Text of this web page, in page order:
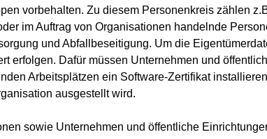
vorbehalten. Zu diesem Personenkreis zählen
im Auftrag von Organisationen handelnde
und Abfallbeseitigung. Um die
erfolgen. Dafür müssen Unternehmen und
Arbeitsplätzen ein Software-Zertifikat
ausgestellt wird.
sowie Unternehmen und öffentliche